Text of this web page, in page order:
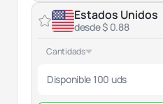
Estados Unidos
desde $ 0.88
Cantidads
Disponible 100 uds